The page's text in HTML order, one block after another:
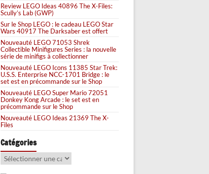
Review LEGO Ideas 40896 The X-Files:
Scully’s Lab (GWP)
Sur le Shop LEGO : le cadeau LEGO Star
Wars 40917 The Darksaber est offert
Nouveauté LEGO 71053 Shrek
Collectible Minifigures Series : la nouvelle
série de minifigs à collectionner
Nouveauté LEGO Icons 11385 Star Trek:
U.S.S. Enterprise NCC-1701 Bridge : le
set est en précommande sur le Shop
Nouveauté LEGO Super Mario 72051
Donkey Kong Arcade : le set est en
précommande sur le Shop
Nouveauté LEGO Ideas 21369 The X-
Files
Catégories
Catégories